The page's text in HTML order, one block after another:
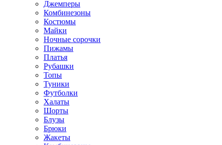
Джемперы
Комбинезоны
Костюмы
Майки
Ночные сорочки
Пижамы
Платья
Рубашки
Топы
Туники
Футболки
Халаты
Шорты
Блузы
Брюки
Жакеты